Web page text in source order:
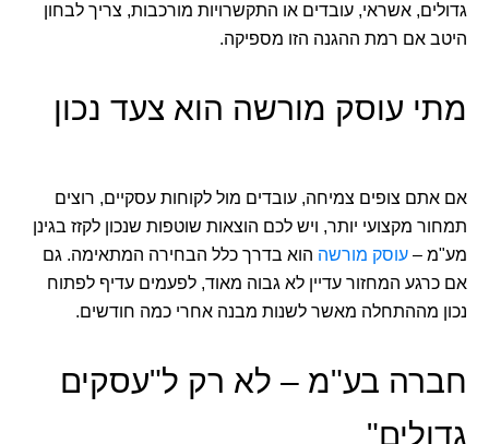
גדולים, אשראי, עובדים או התקשרויות מורכבות, צריך לבחון
היטב אם רמת ההגנה הזו מספיקה.
מתי עוסק מורשה הוא צעד נכון
אם אתם צופים צמיחה, עובדים מול לקוחות עסקיים, רוצים
תמחור מקצועי יותר, ויש לכם הוצאות שוטפות שנכון לקזז בגינן
מע"מ – עוסק מורשה הוא בדרך כלל הבחירה המתאימה. גם
אם כרגע המחזור עדיין לא גבוה מאוד, לפעמים עדיף לפתוח
נכון מההתחלה מאשר לשנות מבנה אחרי כמה חודשים.
חברה בע"מ – לא רק ל"עסקים
גדולים"